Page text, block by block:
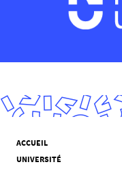
V
o
ACCUEIL
UNIVERSITÉ